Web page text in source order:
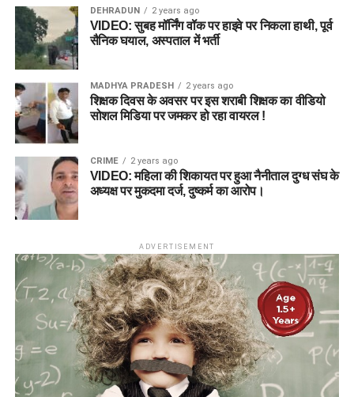
DEHRADUN 2 years ago
VIDEO: सुबह मॉर्निंग वॉक पर हाइवे पर निकला हाथी, पूर्व
सैनिक घयाल, अस्पताल में भर्ती
MADHYA PRADESH 2 years ago
शिक्षक दिवस के अवसर पर इस शराबी शिक्षक का वीडियो
सोशल मिडिया पर जमकर हो रहा वायरल !
CRIME 2 years ago
VIDEO: महिला की शिकायत पर हुआ नैनीताल दुग्ध संघ के
अध्यक्ष पर मुकदमा दर्ज, दुष्कर्म का आरोप।
ADVERTISEMENT